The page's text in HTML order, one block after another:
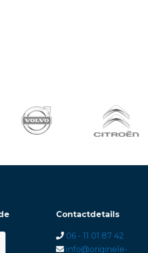
Contactdetails
06 - 11 01 87 42
info@originele-